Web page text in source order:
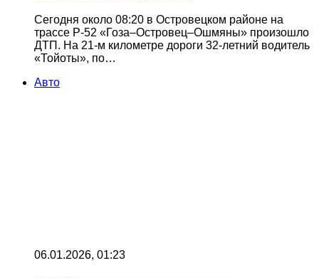
Сегодня около 08:20 в Островецком районе на
трассе Р‑52 «Гоза–Островец–Ошмяны» произошло
ДТП. На 21‑м километре дороги 32‑летний водитель
«Тойоты», по…
Авто
06.01.2026, 01:23